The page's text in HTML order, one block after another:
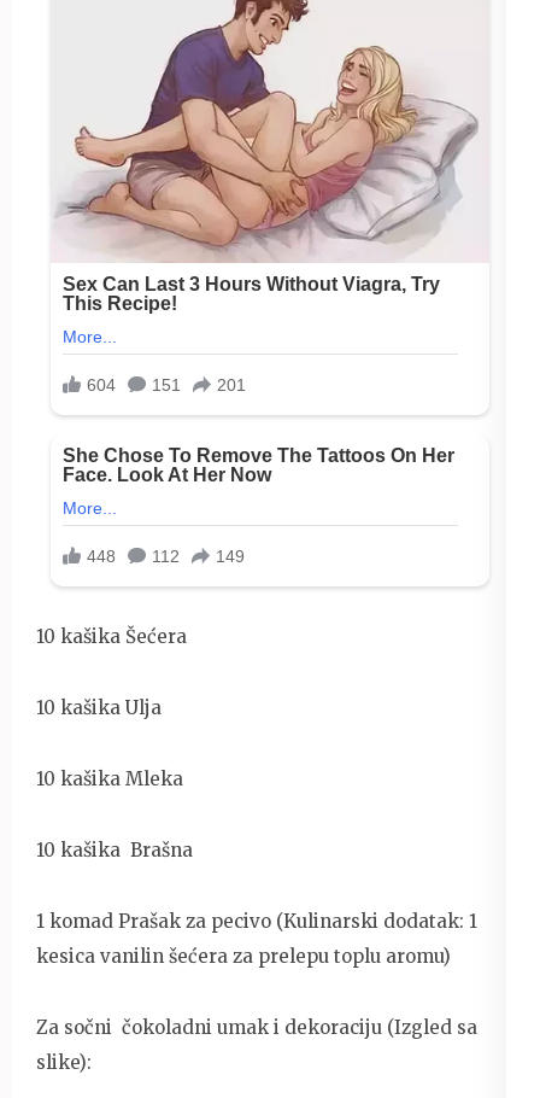
10 kašika Šećera
10 kašika Ulja
10 kašika Mleka
10 kašika Brašna
1 komad Prašak za pecivo (Kulinarski dodatak: 1
kesica vanilin šećera za prelepu toplu aromu)
Za sočni čokoladni umak i dekoraciju (Izgled sa
slike):